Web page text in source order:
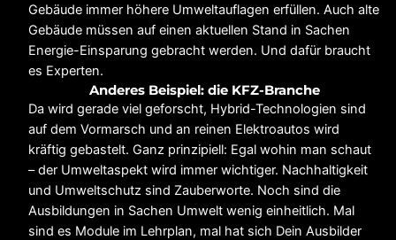
Gebäude immer höhere Umweltauflagen erfüllen. Auch alte
Gebäude müssen auf einen aktuellen Stand in Sachen
Energie-Einsparung gebracht werden. Und dafür braucht
es Experten.
Anderes Beispiel: die KFZ-Branche
Da wird gerade viel geforscht, Hybrid-Technologien sind
auf dem Vormarsch und an reinen Elektroautos wird
kräftig gebastelt. Ganz prinzipiell: Egal wohin man schaut
– der Umweltaspekt wird immer wichtiger. Nachhaltigkeit
und Umweltschutz sind Zauberworte. Noch sind die
Ausbildungen in Sachen Umwelt wenig einheitlich. Mal
sind es Module im Lehrplan, mal hat sich Dein Ausbilder